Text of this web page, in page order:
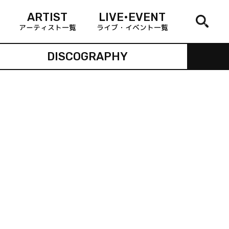
ARTIST
アーティスト一覧
LIVE•EVENT
ライブ・イベント一覧
DISCOGRAPHY